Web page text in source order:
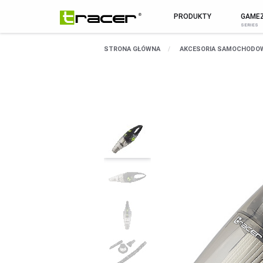
MARKA WSZYSTKIE
SMARTWATCHE I TABLETY
SMARTWATCHE
PRODUKTY
STRONA GŁÓWNA AKCESORIA